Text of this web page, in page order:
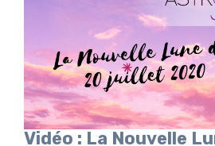
Vidéo : La Nouvelle